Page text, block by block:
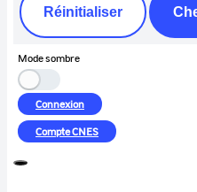
Réinitialiser
Mode sombre
Connexion
CompteCNES